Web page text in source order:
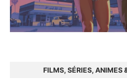
FILMS, SÉRIES, ANIMES